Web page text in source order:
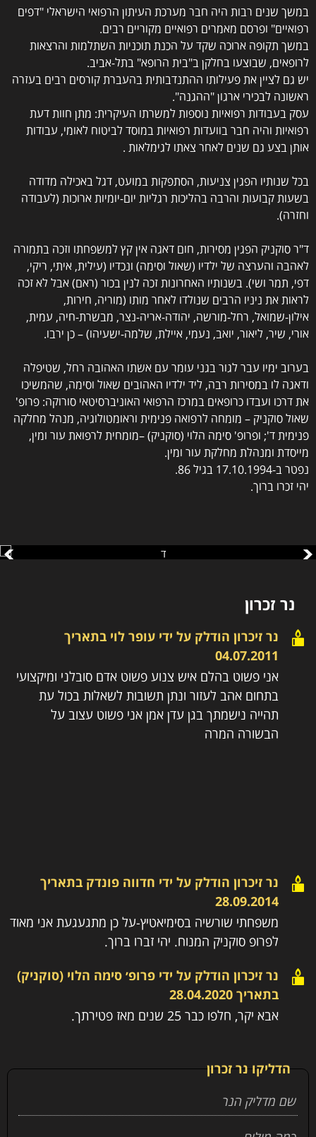
במשך שנים רבות היה חבר מערכת העיתון הרפואי הישראלי "דפים
רפואיים" ופרסם מאמרים רפואיים מקוריים רבים.
במשך תקופה ארוכה שקד על הכנת תוכניות השתלמות והרצאות
לרופאים, שבוצעו בחלקן ב"בית הרופא" בתל-אביב.
יש גם לציין את פעילותו ההתנדבותית בהעברת קורסים רבים בעזרה
ראשונה לבכירי ארגון "ההגנה".
עסק בעבודות רפואיות נוספות למשרתו העיקרית: מתן חוות דעת
רפואיות והיה חבר בוועדות רפואיות במוסד לביטוח לאומי, עבודות
אותן בצע גם שנים לאחר צאתו לגימלאות .
בכל שנותיו הפגין צניעות, הסתפקות במועט, דגל באכילה מדודה
בשעות קבועות והרבה בהליכות רגליות יום-יומיות ארוכות (לעבודה
וחזרה).
ד"ר סוקניק הפגין מסירות, חום דאגה אין קץ למשפחתו וזכה בתמורה
לאהבה והערצה של ילדיו (שאול וסימה) ונכדיו (עילית, איתי, ריקי,
דפי, תמר ושי). בשנותיו האחרונות זכה לנין בכור (ראם) אבל לא זכה
לראות את ניניו הרבים שנולדו לאחר מותו (מוריה, חירות,
אילון-שמואל, רחל-מורשה, יהודה-אריה-נצר, מבשרת-חיה, עמית,
אורי, שיר, ליאור, יואב, נעמי, איילת, שלמה-ישעיהו) – כן ירבו.
בערוב ימיו עבר לגור בגני עומר עם אשתו האהובה רחל, שטיפלה
ודאגה לו במסירות רבה, ליד ילדיו האהובים שאול וסימה, שהמשיכו
את דרכו ועבדו כרופאים במרכז הרפואי האוניברסיטאי סורוקה: פרופ'
שאול סוקניק – מומחה לרפואה פנימית וראומטולוגיה, מנהל מחלקה
פנימית ד'; ופרופ' סימה הלוי (סוקניק) –מומחית לרפואת עור ומין,
מייסדת ומנהלת מחלקת עור ומין.
נפטר ב-17.10.1994 בגיל 86.
יהי זכרו ברוך.
נר זכרון
נר זיכרון הודלק על ידי עופר לוי בתאריך
04.07.2011
אני פשוט בהלם איש צנוע פשוט אדם סובלני ומיקצועי
בתחום אהב לעזור ונתן תשובות לשאלות בכול עת
תהייה נישמתך בגן עדן אמן אני פשוט עצוב על
הבשורה המרה
נר זיכרון הודלק על ידי חדווה פונדק בתאריך
28.09.2014
משפחתי שורשיה בסימיאטיץ-על כן מתגעגעת אני מאוד
לפרופ סוקניק המנוח. יהי זברו ברוך.
נר זיכרון הודלק על ידי פרופ׳ סימה הלוי (סוקניק)
בתאריך 28.04.2020
אבא יקר, חלפו כבר 25 שנים מאז פטירתך.
הדליקו נר זכרון